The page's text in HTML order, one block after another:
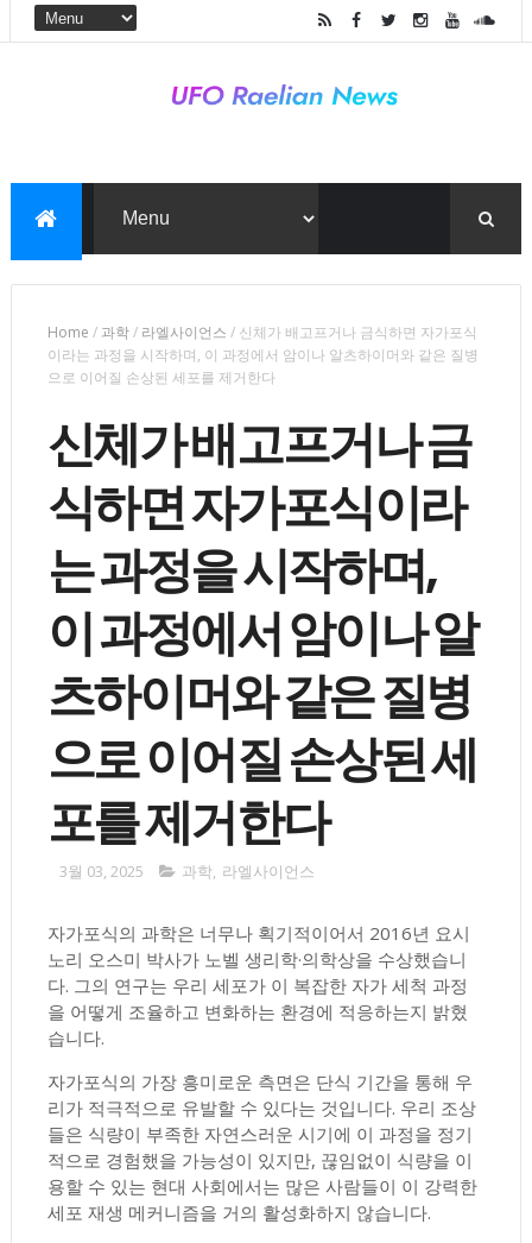
Home / 과학/ 라엘사이언스 / 신체가 배고프거나 금식하면 자가포식
이라는 과정을 시작하며, 이 과정에서 암이나 알츠하이머와 같은 질병
으로 이어질 손상된 세포를 제거한다
신체가 배고프거나 금
식하면 자가포식이라
는 과정을 시작하며,
이 과정에서 암이나 알
츠하이머와 같은 질병
으로 이어질 손상된 세
포를 제거한다
3월 03, 2025 과학, 라엘사이언스
자가포식의 과학은 너무나 획기적이어서 2016년 요시
노리 오스미 박사가 노벨 생리학·의학상을 수상했습니
다. 그의 연구는 우리 세포가 이 복잡한 자가 세척 과정
을 어떻게 조율하고 변화하는 환경에 적응하는지 밝혔
습니다.
자가포식의 가장 흥미로운 측면은 단식 기간을 통해 우
리가 적극적으로 유발할 수 있다는 것입니다. 우리 조상
들은 식량이 부족한 자연스러운 시기에 이 과정을 정기
적으로 경험했을 가능성이 있지만, 끊임없이 식량을 이
용할 수 있는 현대 사회에서는 많은 사람들이 이 강력한
세포 재생 메커니즘을 거의 활성화하지 않습니다.